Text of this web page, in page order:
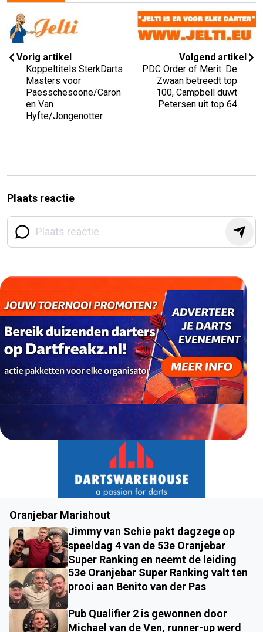
Vorig artikel
Koppeltitels SterkDarts
Masters voor
Paesschesoone/Caron
en Van
Hyfte/Jongenotter
Volgend artikel
PDC Order of Merit: De
Zwaan betreedt top
100, Campbell duwt
Petersen uit top 64
Plaats reactie
Oranjebar Mariahout
Jimmy van Schie pakt dagzege op
speeldag 4 van de 53e Oranjebar
Super Ranking en neemt de leiding
53e Oranjebar Super Ranking valt ten
prooi aan Benito van der Pas
Pub Qualifier 2 is gewonnen door
Michael van de Ven, runner-up werd